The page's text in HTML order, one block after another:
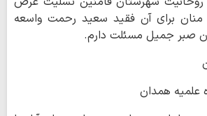
منان برای آن فقید سعید رحمت واسعه
صبر جمیل مسئلت دارم.
علمیه همدان